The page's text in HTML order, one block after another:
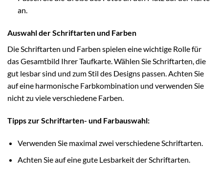
an.
Auswahl der Schriftarten und Farben
Die Schriftarten und Farben spielen eine wichtige Rolle für
das Gesamtbild Ihrer Taufkarte. Wählen Sie Schriftarten, die
gut lesbar sind und zum Stil des Designs passen. Achten Sie
auf eine harmonische Farbkombination und verwenden Sie
nicht zu viele verschiedene Farben.
Tipps zur Schriftarten- und Farbauswahl:
Verwenden Sie maximal zwei verschiedene Schriftarten.
Achten Sie auf eine gute Lesbarkeit der Schriftarten.